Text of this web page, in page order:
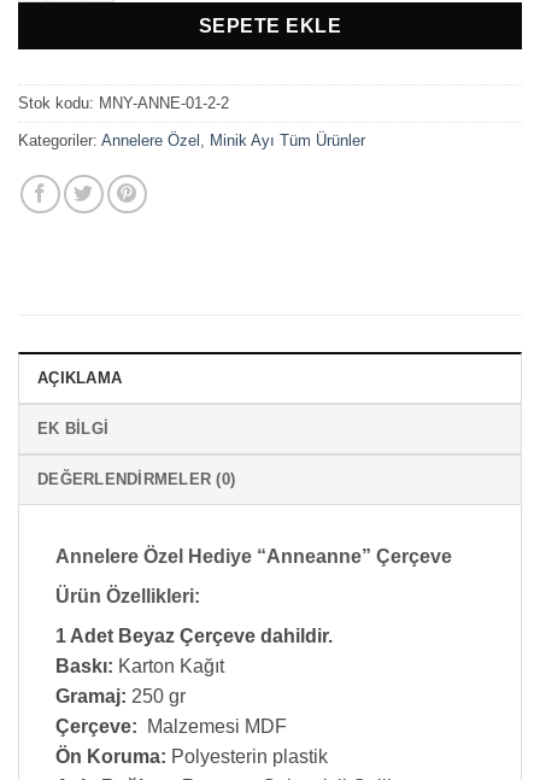
SEPETE EKLE
Stok kodu: MNY-ANNE-01-2-2
Kategoriler: Annelere Özel Minik Ayı Tüm Ürünler
AÇIKLAMA
EK BILGI
DEĞERLENDIRMELER (0)
Annelere Özel Hediye “Anneanne” Çerçeve
Ürün Özellikleri:
1 Adet Beyaz Çerçeve dahildir.
Baskı: Karton Kağıt
Gramaj: 250 gr
Çerçeve: Malzemesi MDF
Ön Koruma: Polyesterin plastik